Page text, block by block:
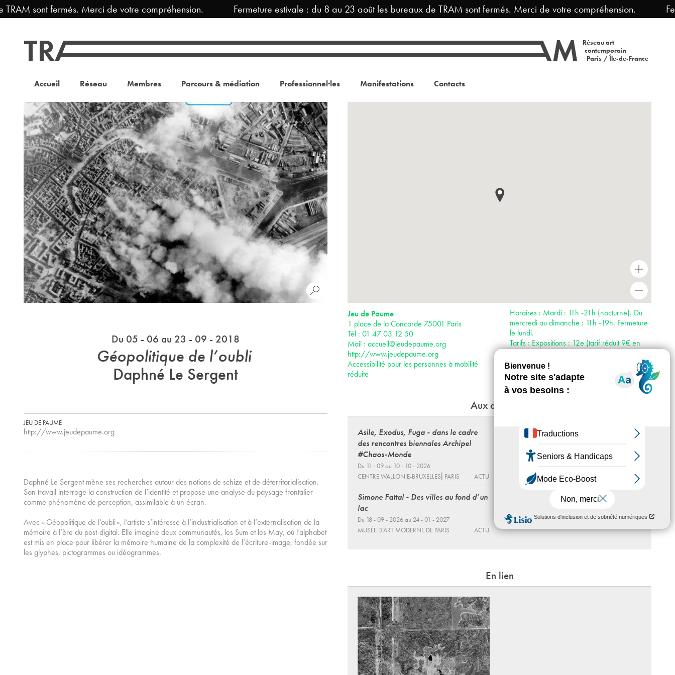
sont fermés. Merci de votre compréhension. Fermeture estivale : du 8 au 23 août les bureaux de TRAM sont fermés. Merci de votre compréhension.
Réseau art
contemporain
Paris / Île-de-France
Accueil Réseau Membres Parcours & médiation Professionnel·les Manifestations Contacts
Du 05 - 06 au 23 - 09 - 2018
Géopolitique de l’oubli
Daphné Le Sergent
JEU DE PAUME
http://www.jeudepaume.org
Daphné Le Sergent mène ses recherches autour des notions de schize et de déterritorialisation.
Son travail interroge la construction de l’identité et propose une analyse du paysage frontalier
comme phénomène de perception, assimilable à un écran.
Avec « Géopolitique de l’oubli », l’artiste s’intéresse à l’industrialisation et à l’externalisation de la
mémoire à l’ère du post-digital. Elle imagine deux communautés, les Sum et les May, où l’alphabet
est mis en place pour libérer la mémoire humaine de la complexité de l’écriture-image, fondée sur
les glyphes, pictogrammes ou idéogrammes.
+
Jeu de Paume
1 place de la Concorde 75001 Paris
Tél : 01 47 03 12 50
Mail : accueil@jeudepaume.org
http://www.jeudepaume.org
Accessibilité pour les personnes à mobilité
réduite
Horaires : Mardi : 11h -21h (nocturne). Du
mercredi au dimanche : 11h -19h. Fermeture
le lundi.
Tarifs : Expositions : 12e (tarif réduit 9€ en
Accès :
· Métro 1, 8, 12
Aux alentours
Asile, Exodus, Fuga - dans le cadre
des rencontres biennales Archipel
#Chaos-Monde
Du 11 - 09 au 10 - 10 - 2026
CENTRE WALLONIE-BRUXELLES⎜PARIS
ACTU
Simone Fattal - Des villes au fond d’un
lac
Du 18 - 09 - 2026 au 24 - 01 - 2027
MUSÉE D’ART MODERNE DE PARIS
ACTU
(((INTERFERENCE_S)))
& Frémissements » - Acte 6
CENTRE WALLONIE-BRUXELLES⎜PARIS
ACTU
Prix Art Collector
CENTRE WALLONIE-BRUXELLES⎜PARIS
ACTU
En lien